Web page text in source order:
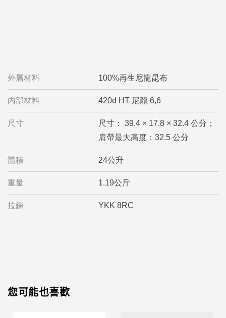
外層材料 100%再生尼龍昆布
內部材料 420d HT 尼龍 6,6
尺寸
尺寸： 39.4 × 17.8 × 32.4 公分；
肩帶最大高度：32.5 公分
體積 24公升
重量 1.19公斤
拉鍊 YKK 8RC
您可能也喜歡